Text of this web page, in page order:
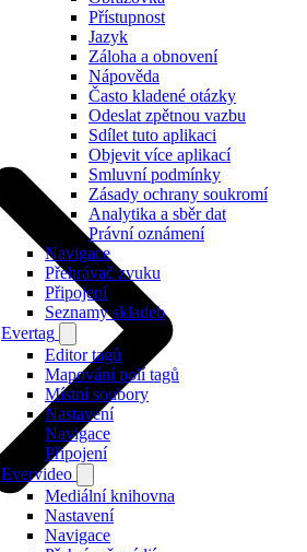
Přístupnost
Jazyk
Záloha a obnovení
Nápověda
Často kladené otázky
Odeslat zpětnou vazbu
Sdílet tuto aplikaci
Objevit více aplikací
Smluvní podmínky
Zásady ochrany soukromí
Analytika a sběr dat
Právní oznámení
Navigace
Přehrávač zvuku
Připojení
Seznamy skladeb
Evertag
Editor tagů
Mapování polí tagů
Místní soubory
Nastavení
Navigace
Připojení
Evervideo
Mediální knihovna
Nastavení
Navigace